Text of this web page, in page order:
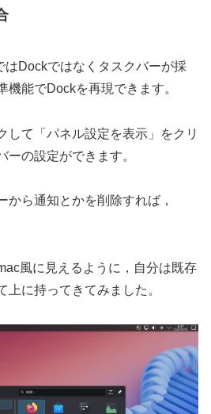
はDockではなくタスクバーが採
機能でDockを再現できます。
して「パネル設定を表示」をクリ
ーの設定ができます。
から通知とかを削除すれば，
風に見えるように，自分は既存
上に持ってきてみました。